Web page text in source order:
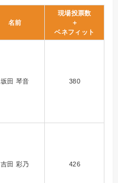
名前
現場投票数
＋
ベネフィット
坂田 琴音 380
吉田 彩乃 426